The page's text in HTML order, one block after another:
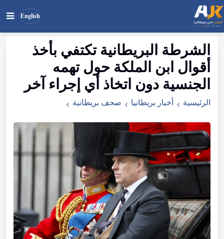
English
ابحث
في
الموقع
بحث
الشرطة البريطانية تكتفي بأخذ
أقوال ابن الملكة حول تهمه
الجنسية دون اتخاذ أي إجراء آخر
الرئيسية أخبار بريطانيا صحف بريطانية